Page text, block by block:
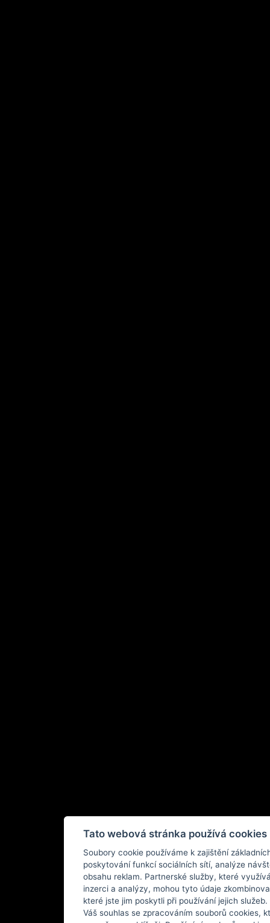
Tato webová stránka používá cookies
Soubory cookie používáme k zajištění
poskytování funkcí sociálních sítí, analýze
obsahu reklam. Partnerské služby, které
inzerci a analýzy, mohou tyto údaje
které jste jim poskytli při používání jejich
Váš souhlas se zpracováním souborů cookies,